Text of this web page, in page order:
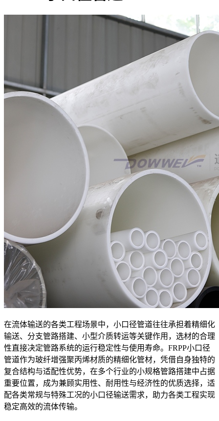
在流体输送的各类工程场景中，小口径管道往往承担着精细化
输送、分支管路搭建、小型介质转运等关键作用，选材的合理
性直接决定管路系统的运行稳定性与使用寿命。FRPP小口径
管道作为玻纤增强聚丙烯材质的精细化管材，凭借自身独特的
复合结构与适配性优势，在多个行业的小规格管路搭建中占据
重要位置，成为兼顾实用性、耐用性与经济性的优质选择，适
配各类常规与特殊工况的小口径输送需求，助力各类工程实现
稳定高效的流体传输。